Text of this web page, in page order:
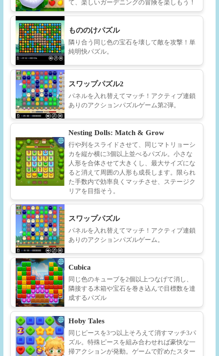
て、楽しいガーデニングの冒険を楽しもう！
もののけパズル
隣り合う同じ色の宝石を壊して敵を攻撃！単
純明快パズル。
スワップパズル2
パネルを入れ替えてマッチ！アクティブ連鎖
ありのアクションパズルゲーム第2弾。
Nesting Dolls: Match & Grow
行や列をスライドさせて、同じマトリョーシ
カを縦か横に3個以上並べるパズル。小さな
人形を合体させて大きくし、最大サイズにな
ると消えて周囲の人形も成長します。限られ
た手数内で効率良くマッチさせ、ステージク
リアを目指そう。
スワップパズル
パネルを入れ替えてマッチ！アクティブ連鎖
ありのアクションパズルゲーム。
Cubica
同じ色のキューブを2個以上つなげて消し、
隣接する木箱や宝石を巻き込んで目標数を達
成するパズル
Hoby Tales
同じピースを3つ以上そろえて消すマッチ3パ
ズル。特殊ピースを組み合わせれば豪快な一
掃アクションが発動。ゲームで貯めたスター